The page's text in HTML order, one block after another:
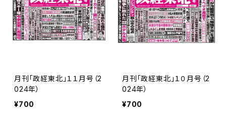
月刊「政経東北」１１月号（2
024年）
¥700
月刊「政経東北」１０月号（2
024年）
¥700